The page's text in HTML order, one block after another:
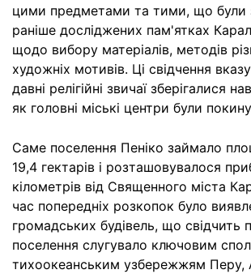
цими предметами та тими, що були
раніше досліджених пам'ятках
щодо вибору матеріалів, методів
художніх мотивів. Ці свідчення
давні релігійні звичаї зберігалися
як головні міські центри були
Саме поселення Пеніко займало
19,4 гектарів і розташовувалося
кілометрів від Священного міста
час попередніх розкопок було
громадських будівель, що свідчить
поселення слугувало ключовим
тихоокеанським узбережжям Перу,